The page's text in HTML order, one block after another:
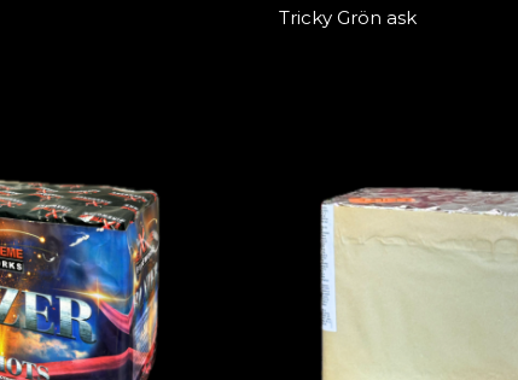
Tricky Grön ask